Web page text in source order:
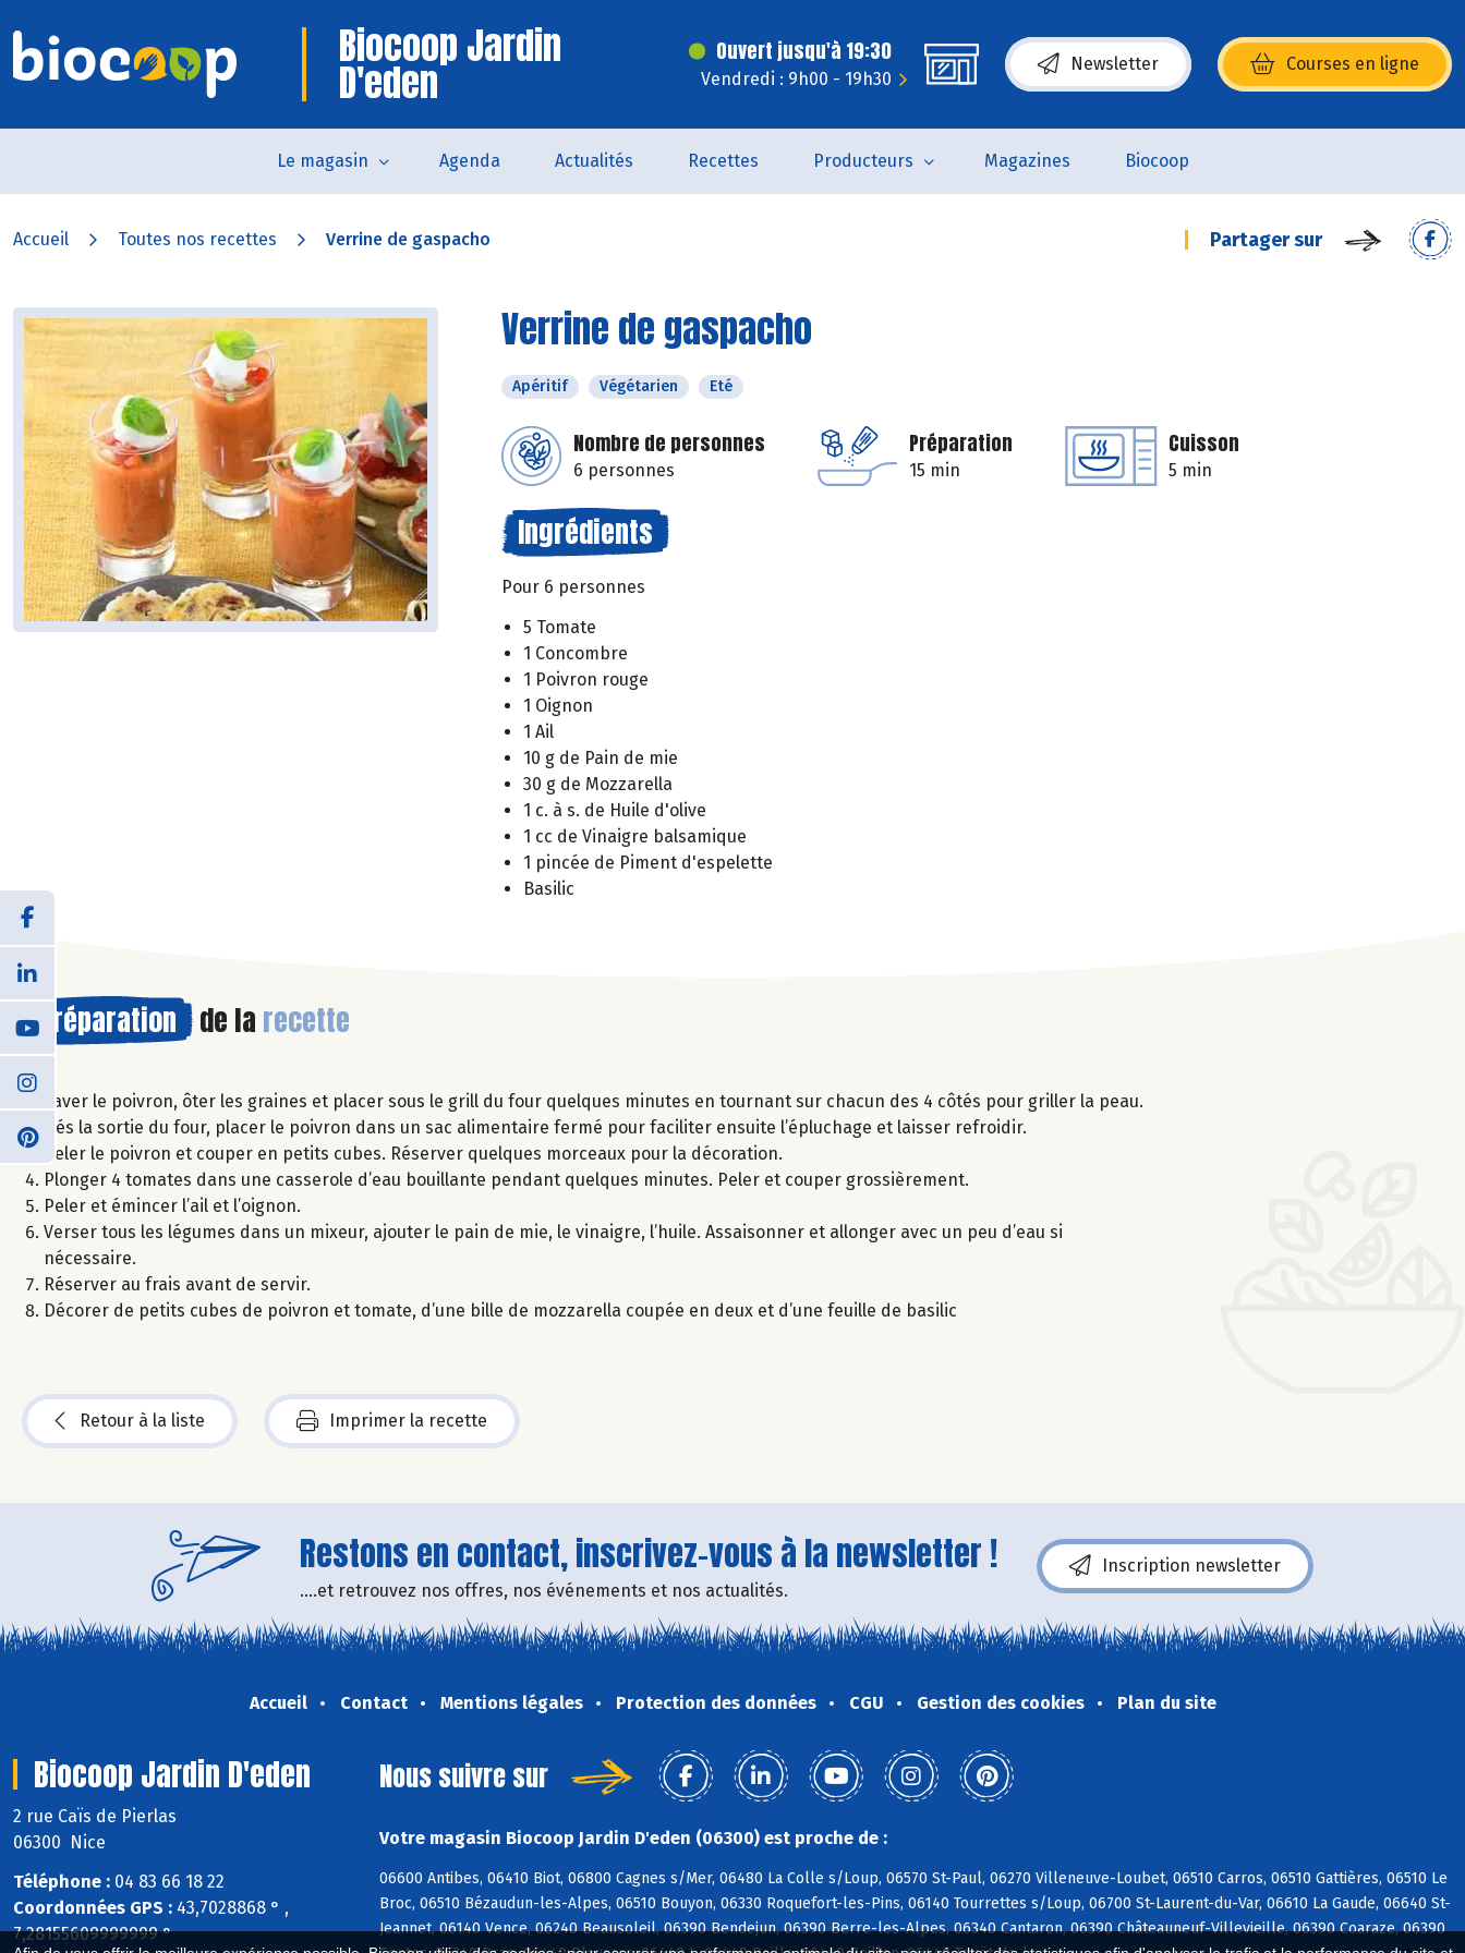
Biocoop Jardin
D'eden
Ouvert jusqu'à 19:30
Vendredi : 9h00 - 19h30
Newsletter Courses en ligne
(s’ouvre dans une nouvelle fenêtre)
Le magasin Agenda Actualités Recettes Producteurs Magazines Biocoop
Accueil Toutes nos recettes Verrine de gaspacho Partager sur
Verrine de gaspacho
Apéritif Végétarien Eté
Nombre de personnes
6 personnes
Préparation
15 min
Cuisson
5 min
Ingrédients
Pour 6 personnes
5 Tomate
1 Concombre
1 Poivron rouge
1 Oignon
1 Ail
10 g de Pain de mie
30 g de Mozzarella
1 c. à s. de Huile d'olive
1 cc de Vinaigre balsamique
1 pincée de Piment d'espelette
Basilic
Préparation de la recette
Laver le poivron, ôter les graines et placer sous le grill du four quelques minutes en tournant sur chacun des 4 côtés pour griller la peau.
Dés la sortie du four, placer le poivron dans un sac alimentaire fermé pour faciliter ensuite l’épluchage et laisser refroidir.
Peler le poivron et couper en petits cubes. Réserver quelques morceaux pour la décoration.
Plonger 4 tomates dans une casserole d’eau bouillante pendant quelques minutes. Peler et couper grossièrement.
Peler et émincer l’ail et l’oignon.
Verser tous les légumes dans un mixeur, ajouter le pain de mie, le vinaigre, l’huile. Assaisonner et allonger avec un peu d’eau si
nécessaire.
Réserver au frais avant de servir.
Décorer de petits cubes de poivron et tomate, d’une bille de mozzarella coupée en deux et d’une feuille de basilic
Retour à la liste Imprimer la recette
Restons en contact, inscrivez-vous à la newsletter !
....et retrouvez nos offres, nos événements et nos actualités.
Inscription newsletter
Accueil Contact Mentions légales Protection des données CGU Gestion des cookies Plan du site
Biocoop Jardin D'eden
2 rue Caïs de Pierlas
06300 Nice
Téléphone : 04 83 66 18 22
Coordonnées GPS : 43,7028868 ° ,
7,28155609999999 °
Nous suivre sur
Votre magasin Biocoop Jardin D'eden (06300) est proche de :
06600 Antibes, 06410 Biot, 06800 Cagnes s/Mer, 06480 La Colle s/Loup, 06570 St-Paul, 06270 Villeneuve-Loubet, 06510 Carros, 06510 Gattières, 06510 Le
Broc, 06510 Bézaudun-les-Alpes, 06510 Bouyon, 06330 Roquefort-les-Pins, 06140 Tourrettes s/Loup, 06700 St-Laurent-du-Var, 06610 La Gaude, 06640 St-
Jeannet, 06140 Vence, 06240 Beausoleil, 06390 Bendejun, 06390 Berre-les-Alpes, 06340 Cantaron, 06390 Châteauneuf-Villevieille, 06390 Coaraze, 06390